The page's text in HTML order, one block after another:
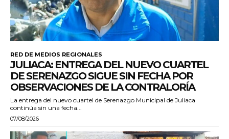
RED DE MEDIOS REGIONALES
JULIACA: ENTREGA DEL NUEVO CUARTEL
DE SERENAZGO SIGUE SIN FECHA POR
OBSERVACIONES DE LA CONTRALORÍA
La entrega del nuevo cuartel de Serenazgo Municipal de Juliaca
continúa sin una fecha...
07/08/2026